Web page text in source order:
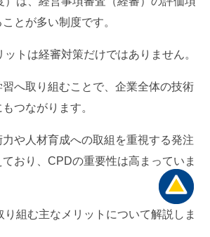
とが多い制度です。
トは経審対策だけではありません。
へ取り組むことで、企業全体の技術
つながります。
や人材育成への取組を重視する発注
おり、CPDの重要性は高まっていま
り組む主なメリットについて解説しま